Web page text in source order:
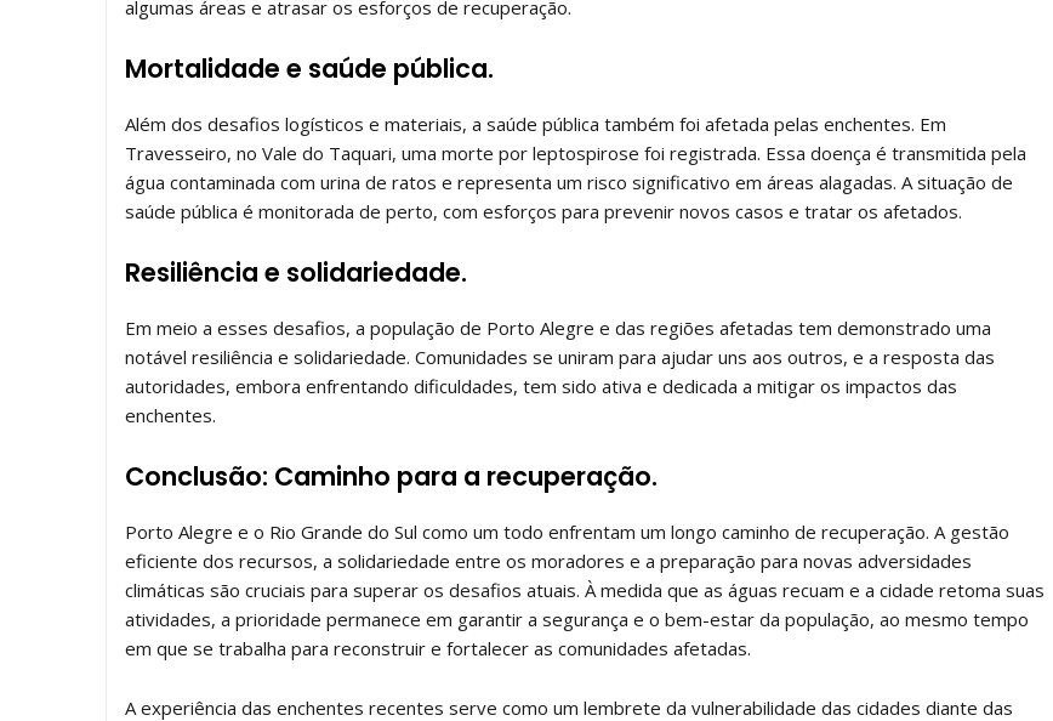
algumas áreas e atrasar os esforços de recuperação.
Mortalidade e saúde pública.
Além dos desafios logísticos e materiais, a saúde pública também foi afetada pelas enchentes. Em
Travesseiro, no Vale do Taquari, uma morte por leptospirose foi registrada. Essa doença é transmitida pela
água contaminada com urina de ratos e representa um risco significativo em áreas alagadas. A situação de
saúde pública é monitorada de perto, com esforços para prevenir novos casos e tratar os afetados.
Resiliência e solidariedade.
Em meio a esses desafios, a população de Porto Alegre e das regiões afetadas tem demonstrado uma
notável resiliência e solidariedade. Comunidades se uniram para ajudar uns aos outros, e a resposta das
autoridades, embora enfrentando dificuldades, tem sido ativa e dedicada a mitigar os impactos das
enchentes.
Conclusão: Caminho para a recuperação.
Porto Alegre e o Rio Grande do Sul como um todo enfrentam um longo caminho de recuperação. A gestão
eficiente dos recursos, a solidariedade entre os moradores e a preparação para novas adversidades
climáticas são cruciais para superar os desafios atuais. À medida que as águas recuam e a cidade retoma suas
atividades, a prioridade permanece em garantir a segurança e o bem-estar da população, ao mesmo tempo
em que se trabalha para reconstruir e fortalecer as comunidades afetadas.
A experiência das enchentes recentes serve como um lembrete da vulnerabilidade das cidades diante das